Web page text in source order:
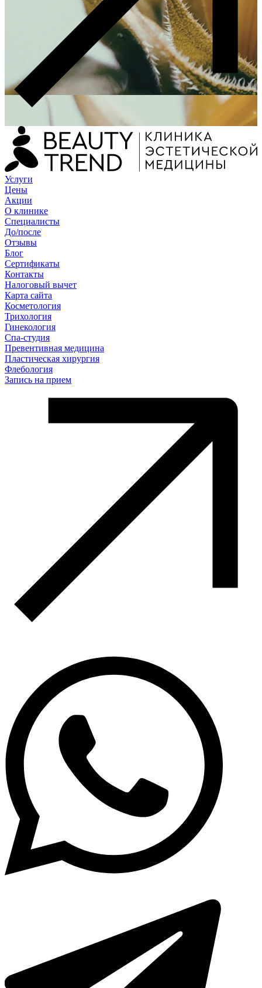
Услуги
Цены
Акции
О клинике
Специалисты
До/после
Отзывы
Блог
Сертификаты
Контакты
Налоговый вычет
Карта сайта
Косметология
Трихология
Гинекология
Спа-студия
Превентивная медицина
Пластическая хирургия
Флебология
Запись на прием